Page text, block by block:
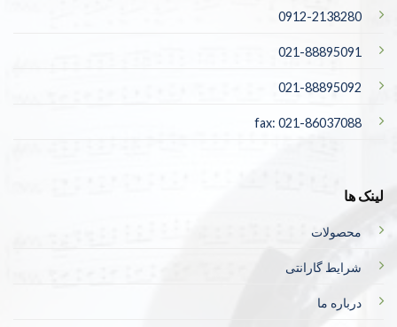
0912-2138280
021-88895091
021-88895092
fax: 021-86037088
لینک ها
محصولات
شرایط گارانتی
درباره ما